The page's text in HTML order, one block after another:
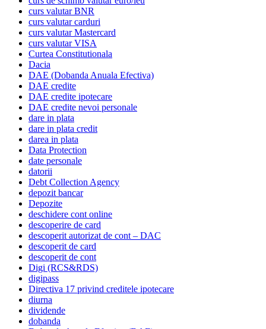
curs valutar BNR
curs valutar carduri
curs valutar Mastercard
curs valutar VISA
Curtea Constitutionala
Dacia
DAE (Dobanda Anuala Efectiva)
DAE credite
DAE credite ipotecare
DAE credite nevoi personale
dare in plata
dare in plata credit
darea in plata
Data Protection
date personale
datorii
Debt Collection Agency
depozit bancar
Depozite
deschidere cont online
descoperire de card
descoperit autorizat de cont – DAC
descoperit de card
descoperit de cont
Digi (RCS&RDS)
digipass
Directiva 17 privind creditele ipotecare
diurna
dividende
dobanda